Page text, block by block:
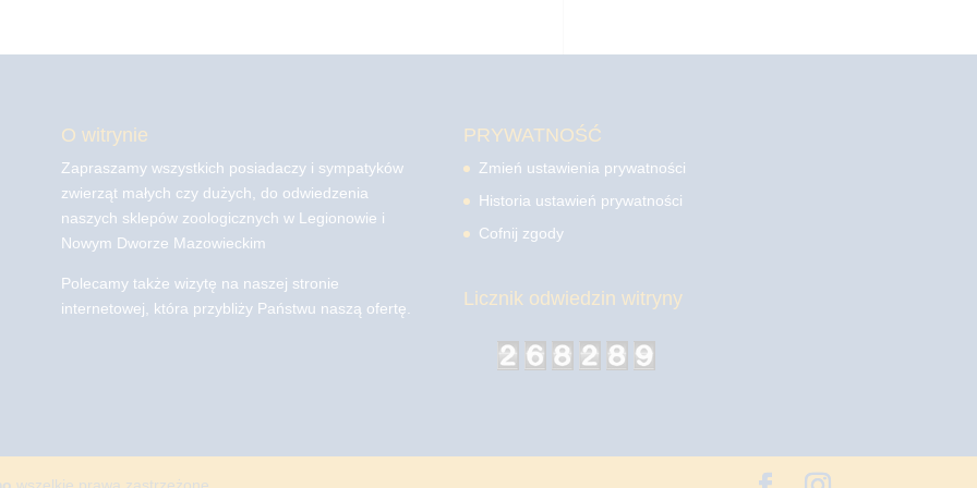
O witrynie
Zapraszamy wszystkich posiadaczy i sympatyków
zwierząt małych czy dużych, do odwiedzenia
naszych sklepów zoologicznych w Legionowie i
Nowym Dworze Mazowieckim
Polecamy także wizytę na naszej stronie
internetowej, która przybliży Państwu naszą ofertę.
PRYWATNOŚĆ
Zmień ustawienia prywatności
Historia ustawień prywatności
Cofnij zgody
Licznik odwiedzin witryny